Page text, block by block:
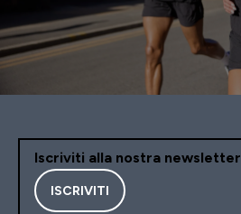
Iscriviti alla nostra newsletter
ISCRIVITI